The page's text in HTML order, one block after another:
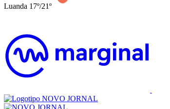
Luanda 17º/21º